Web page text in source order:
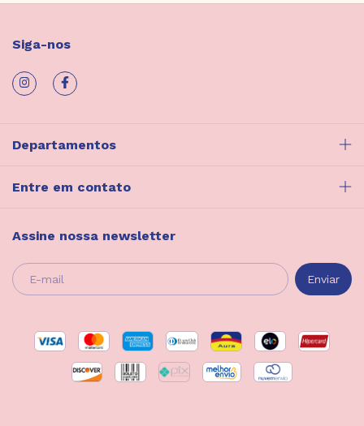
Siga-nos
Departamentos
Entre em contato
Assine nossa newsletter